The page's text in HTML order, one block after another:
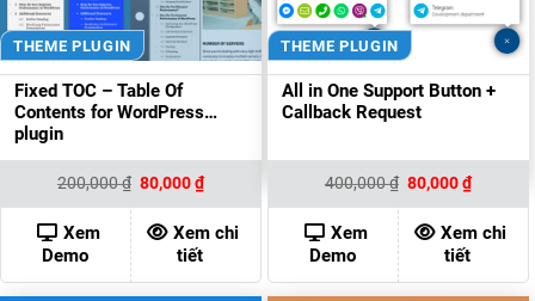
THEME PLUGIN
Fixed TOC – Table Of
Contents for WordPress
plugin
200,000₫ Giá
gốc
là:
200,000 ₫.
80,000₫Giá
hiện
tại
là:
80,000 ₫.
Xem
Demo
Xem chi
tiết
THEME PLUGIN
All in One Support Button +
Callback Request
400,000₫ Giá
gốc
là:
400,000 ₫.
80,000₫Giá
hiện
tại
là:
80,000
Xem
Demo
Xem chi
tiết